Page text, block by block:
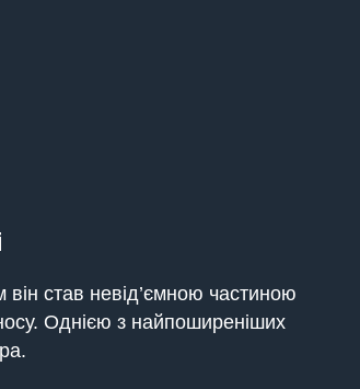
став невід’ємною частиною
Однією з найпоширеніших